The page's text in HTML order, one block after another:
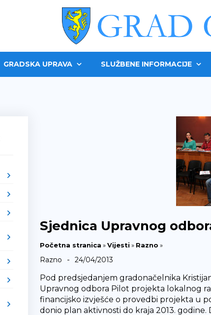
GRADSKA UPRAVA SLUŽBENE INFORMACIJE
Sjednica Upravnog
Početna stranica »Vijesti » Razno »
Razno - 24/04/2013
Pod predsjedanjem gradonačelnika
Upravnog odbora Pilot projekta lokalnog
financijsko izvješće o provedbi projekta u
donio plan aktivnosti do kraja 2013.